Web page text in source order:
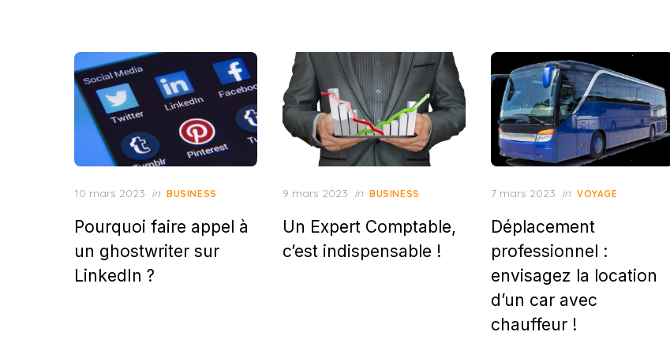
Posted
10 mars 2023 in BUSINESS
Pourquoi faire appel à
un ghostwriter sur
LinkedIn ?
Posted
9 mars 2023 in BUSINESS
Un Expert Comptable,
c’est indispensable !
Posted
7 mars 2023 in VOYAGE
Déplacement
professionnel :
envisagez la location
d’un car avec
chauffeur !